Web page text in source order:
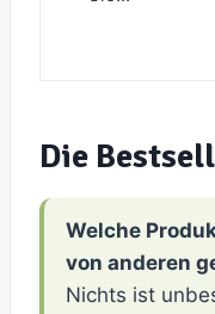
Die
Welche
von anderen
Nichts ist